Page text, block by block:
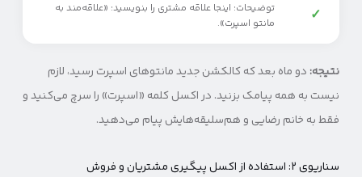
✓
توضیحات: اینجا علاقه مشتری را بنویسید: «علاقه‌مند به
مانتو اسپرت».
نتیجه:دو ماه بعد که کالکشن جدید مانتوهای اسپرت رسید، لازم
نیست به همه پیامک بزنید. در اکسل کلمه «اسپرت» را سرچ می‌کنید و
فقط به خانم رضایی و هم‌سلیقه‌هایش پیام می‌دهید.
سناریوی ۲: استفاده از اکسل پیگیری مشتریان و فروش